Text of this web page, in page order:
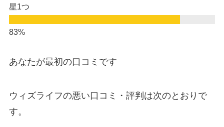
星1つ
あなたが最初の口コミです
ウィズライフの悪い口コミ・評判は次のとおりで
す。